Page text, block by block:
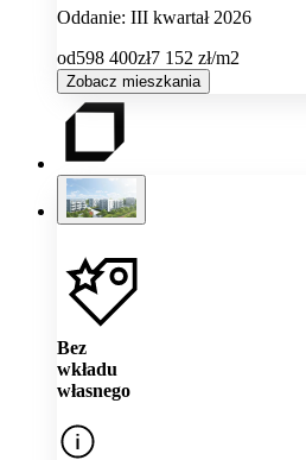
Oddanie: III kwartał 2026
od598 400zł7 152 zł/m2
Zobacz mieszkania
Bez
wkładu
własnego